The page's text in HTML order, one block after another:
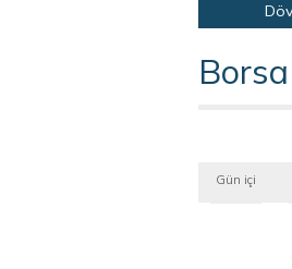
Borsa
Gün içi